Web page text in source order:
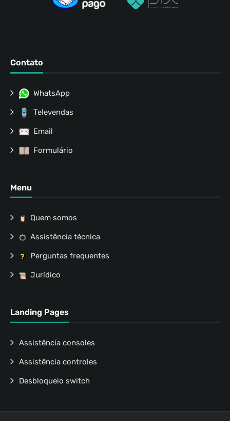
Contato
WhatsApp
Televendas
Email
Formulário
Menu
Quem somos
Assistência técnica
Perguntas frequentes
Jurídico
Landing Pages
Assistência consoles
Assistência controles
Desbloqueio switch